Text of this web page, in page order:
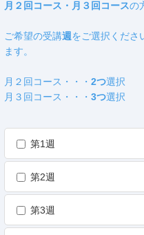
月２回コース・月３回コースの
ご希望の受講週をご選択くだ
ます。
月２回コース・・・ 2つ選択
月３回コース・・・ 3つ選択
第1週
第2週
第3週